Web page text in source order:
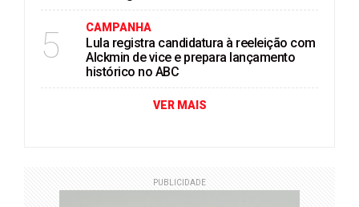
5 CAMPANHA
Lula registra candidatura à reeleição com
Alckmin de vice e prepara lançamento
histórico no ABC
VER MAIS
PUBLICIDADE